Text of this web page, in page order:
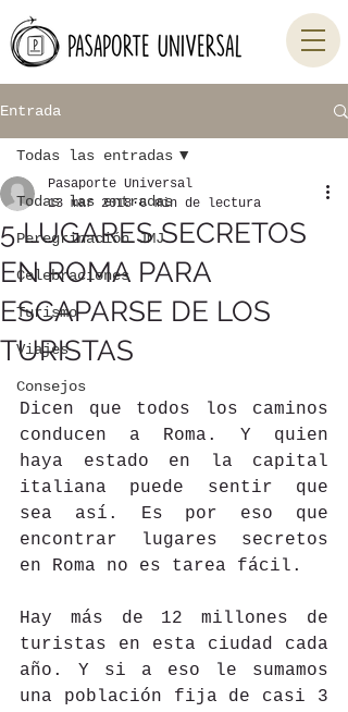
Entrada
Todas las entradas
Peregrinación JMJ
Celebraciones
Turismo
Viajes
Consejos
Todas las entradas
5 LUGARES SECRETOS
EN ROMA PARA
ESCAPARSE DE LOS
TURISTAS
Pasaporte Universal
13 mar 2018 6 min de lectura
Dicen que todos los caminos
conducen a Roma. Y quien
haya estado en la capital
italiana puede sentir que
sea así. Es por eso que
encontrar lugares secretos
en Roma no es tarea fácil.
Hay más de 12 millones de
turistas en esta ciudad cada
año. Y si a eso le sumamos
una población fija de casi 3